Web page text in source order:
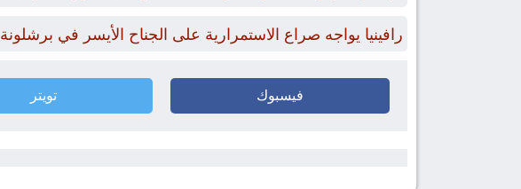
رافينيا يواجه صراع الاستمرارية على الجناح الأيسر في برشلونة
فيسبوك تويتر